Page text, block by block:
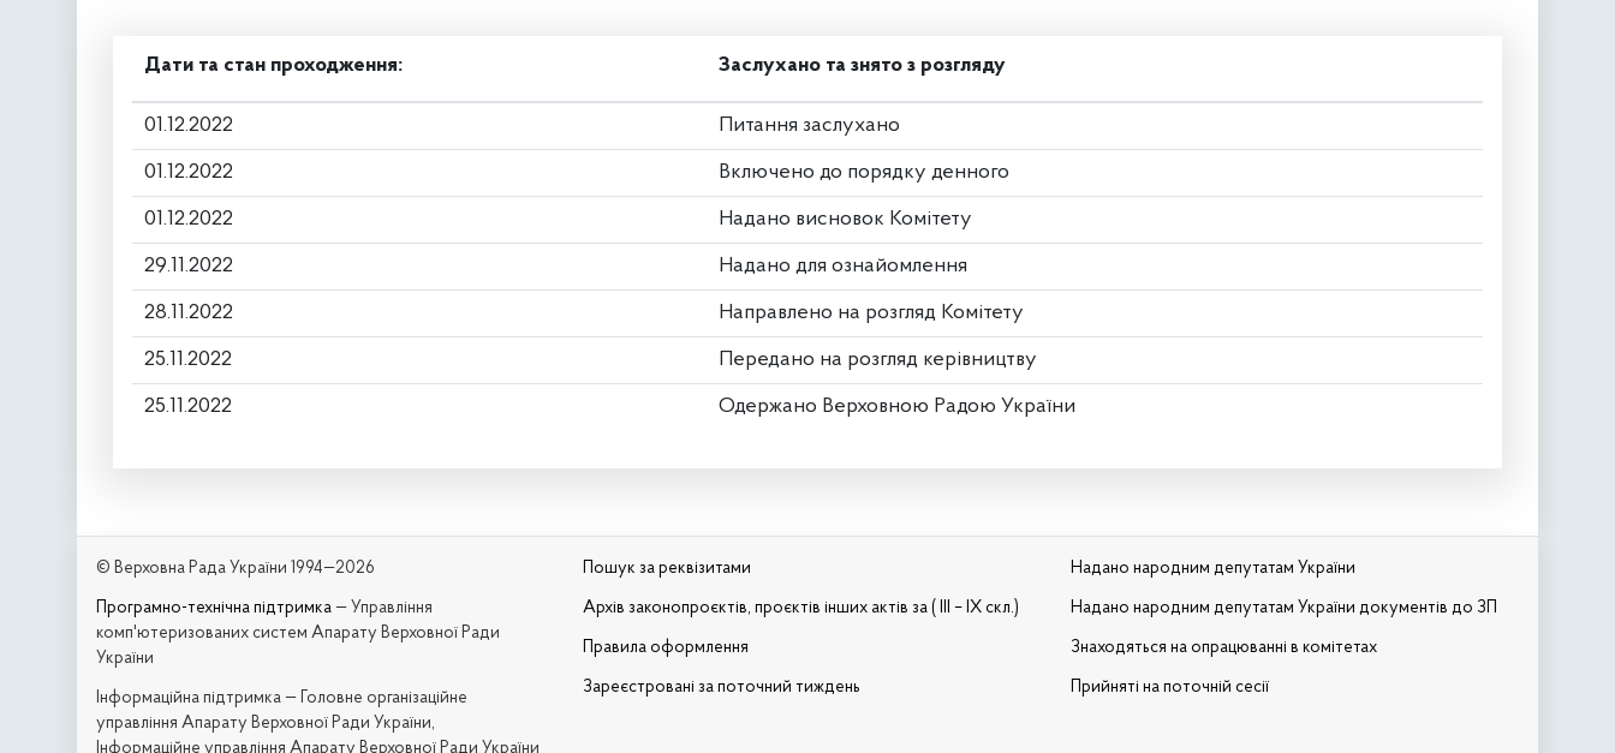
Дати та стан проходження: Заслухано та знято з розгляду
01.12.2022 Питання заслухано
01.12.2022 Включено до порядку денного
01.12.2022 Надано висновок Комітету
29.11.2022 Надано для ознайомлення
28.11.2022 Направлено на розгляд Комітету
25.11.2022 Передано на розгляд керівництву
25.11.2022 Одержано Верховною Радою України
© Верховна Рада України 1994—2026
Програмно-технічна підтримка — Управління
комп'ютеризованих систем Апарату Верховної Ради
України
Iнформаційна підтримка — Головне організаційне
управління Апарату Верховної Ради України,
Інформаційне управління Апарату Верховної Ради України
Пошук за реквізитами
Архів законопроєктів, проєктів інших актів за ( III – IX скл.)
Правила оформлення
Зареєстровані за поточний тиждень
Надано народним депутатам України
Надано народним депутатам України документів до ЗП
Знаходяться на опрацюванні в комітетах
Прийняті на поточній сесії